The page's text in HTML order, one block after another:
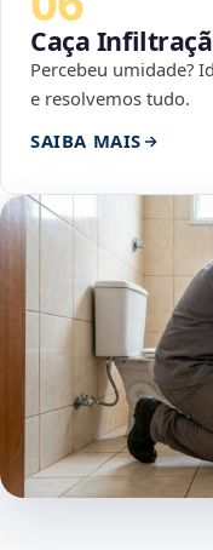
Caça
Percebeu umidade?
e resolvemos tudo.
SAIBA MAIS